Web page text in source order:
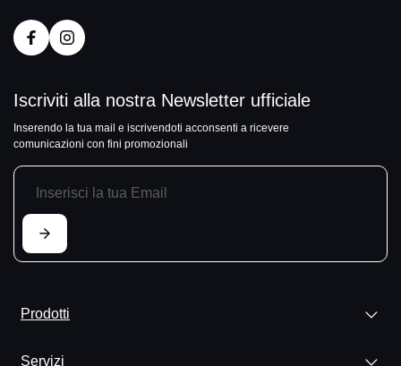
Iscriviti alla nostra Newsletter ufficiale
Inserendo la tua mail e iscrivendoti acconsenti a ricevere
comunicazioni con fini promozionali
Prodotti
Servizi